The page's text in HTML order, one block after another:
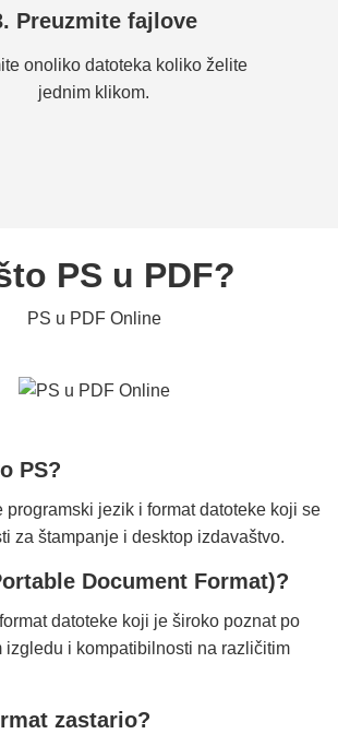
Preuzmite fajlove
onoliko datoteka koliko želite
jednim klikom.
PS u PDF?
PS u PDF Online
PS?
programski jezik i format datoteke koji se
za štampanje i desktop izdavaštvo.
Document Format)?
datoteke koji je široko poznat po
izgledu i kompatibilnosti na različitim
zastario?